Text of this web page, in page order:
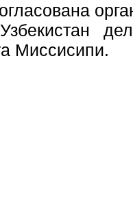
Миссисипи.